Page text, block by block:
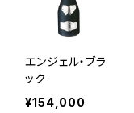
エンジェル・ブラ
ック
¥154,000